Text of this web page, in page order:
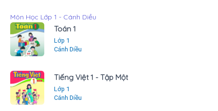
Môn Học Lớp 1 - Cánh Diều
Toán 1
Lớp 1
Cánh Diều
Tiếng Việt 1 - Tập Một
Lớp 1
Cánh Diều